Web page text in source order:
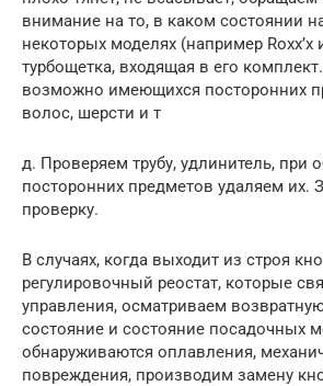
внимание на то, в каком состоянии
некоторых моделях (например Roxx’x
турбощетка, входящая в его
возможно имеющихся посторонних
волос, шерсти и т
д. Проверяем трубу, удлинитель, при
посторонних предметов удаляем их.
проверку.
В случаях, когда выходит из строя
регулировочный реостат, которые
управления, осматриваем
состояние и состояние посадочных
обнаруживаются оплавления,
повреждения, производим замену